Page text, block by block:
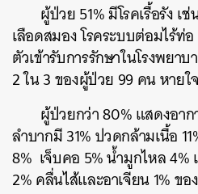
ผู้ป่วย 51% มีโรคเรื้อรัง เ
เลือดสมอง โรคระบบต่อมไร้
ตัวเข้ารับการรักษาในโรงพยาบ
2 ใน 3 ของผู้ป่วย 99 คน หายใ
ผู้ป่วยกว่า 80% แสดงอา
ลำบากมี 31% ปวดกล้ามเนื้อ
8% เจ็บคอ 5% น้ำมูกไหล 4%
2% คลื่นไส้และอาเจียน 1% ข